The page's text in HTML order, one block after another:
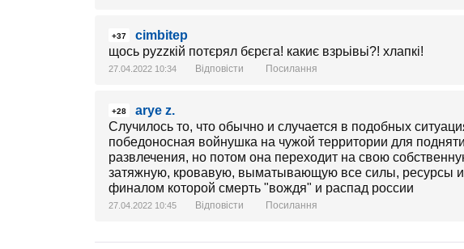
+37
cimbitep
щось руzzкій потєрял бєрєга! какиє взрьівьі?! хлапкі!
27.04.2022 10:34 Відповісти Посилання
+28
arye z.
Случилось то, что обычно и случается в подобных
победоносная войнушка на чужой территории для
развлечения, но потом она переходит на свою
затяжную, кровавую, выматывающую все силы, ресурсы и
финалом которой смерть "вождя" и распад россии
27.04.2022 10:45 Відповісти Посилання